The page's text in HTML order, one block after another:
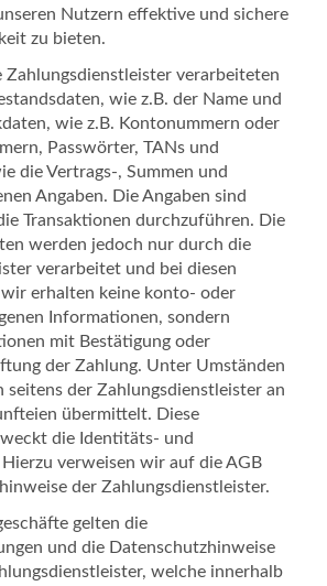
Nutzern effektive und sichere
zu bieten.
Zahlungsdienstleister verarbeiteten
wie z.B. der Name und
wie z.B. Kontonummern oder
Passwörter, TANs und
die Vertrags-, Summen und
Angaben. Die Angaben sind
Transaktionen durchzuführen. Die
werden jedoch nur durch die
verarbeitet und bei diesen
erhalten keine konto- oder
Informationen, sondern
mit Bestätigung oder
der Zahlung. Unter Umständen
seitens der Zahlungsdienstleister an
übermittelt. Diese
die Identitäts- und
verweisen wir auf die AGB
der Zahlungsdienstleister.
gelten die
und die Datenschutzhinweise
welche innerhalb